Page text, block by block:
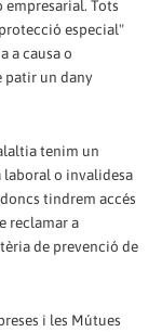
empresarial. Tots
especial"
a causa o
patir un dany
tenim un
laboral o invalidesa
tindrem accés
reclamar a
de prevenció de
i les Mútues